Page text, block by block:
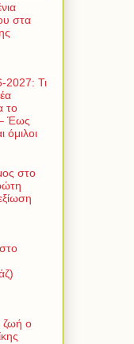
στα
2027: Τι
το
Έως
όμιλοι
στο
ζωή ο